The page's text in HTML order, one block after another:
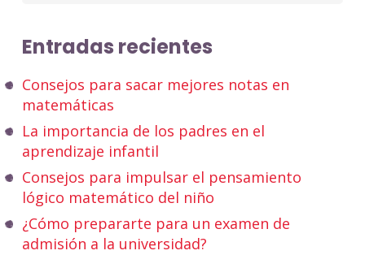
Entradas recientes
Consejos para sacar mejores notas en
matemáticas
La importancia de los padres en el
aprendizaje infantil
Consejos para impulsar el pensamiento
lógico matemático del niño
¿Cómo prepararte para un examen de
admisión a la universidad?